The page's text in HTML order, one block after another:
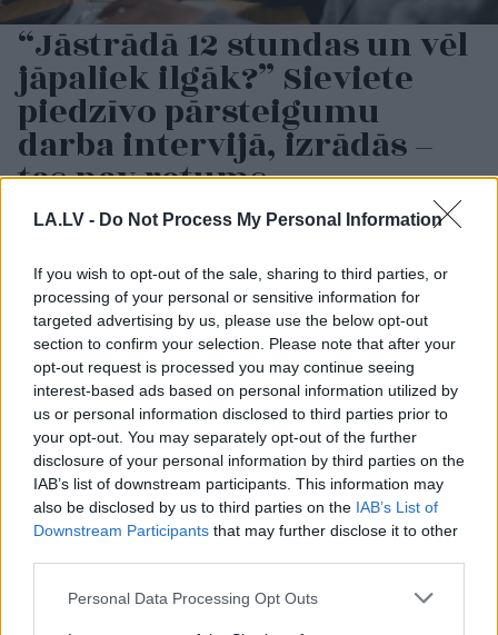
LA.LV - Do Not Process My Personal Information
If you wish to opt-out of the sale, sharing to third parties, or
processing of your personal or sensitive information for
targeted advertising by us, please use the below opt-out
section to confirm your selection. Please note that after your
opt-out request is processed you may continue seeing
interest-based ads based on personal information utilized by
us or personal information disclosed to third parties prior to
your opt-out. You may separately opt-out of the further
disclosure of your personal information by third parties on the
IAB’s list of downstream participants. This information may
also be disclosed by us to third parties on the IAB’s List of
Downstream Participants that may further disclose it to other
Please note that this website/app uses one or more Google
Personal Data Processing Opt Outs
“Jāstrādā 12 stundas un vēl
jāpaliek ilgāk?” Sieviete
piedzīvo pārsteigumu
darba intervijā, izrādās –
tas nav retums
VIDEO.Fenomenāls
skats! Ukraiņu aktīvists
ielauzies Krievijas
aizsardzības nozares
amatpersonu
videokonferencē
“Tik daudz melu…”
Modris Konovalovs
atklāj, ko ekspertīzē
konstatēja nošauto
suņu kuņģos